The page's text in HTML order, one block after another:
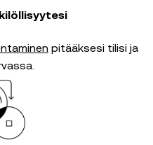
pitääksesi tilisi ja